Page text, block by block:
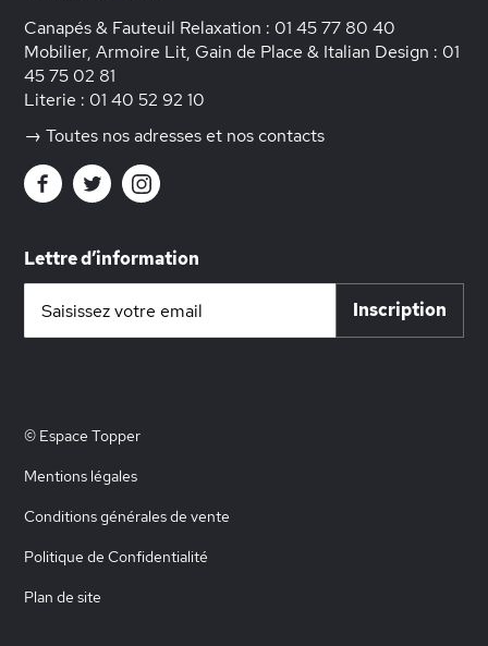
Canapés & Fauteuil Relaxation : 01 45 77 80 40
Mobilier, Armoire Lit, Gain de Place & Italian Design : 01
45 75 02 81
Literie : 01 40 52 92 10
→ Toutes nos adresses et nos contacts
Lettre d’information
notre
Inscription
© Espace Topper
Mentions légales
Conditions générales de vente
Politique de Confidentialité
Plan de site